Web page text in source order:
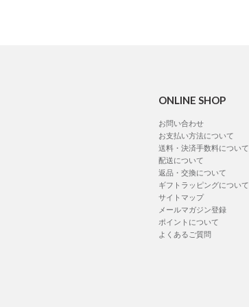
ONLINE SHOP
お問い合わせ
お支払い方法について
送料・決済手数料について
配送について
返品・交換について
ギフトラッピングについて
サイトマップ
メールマガジン登録
ポイントについて
よくあるご質問